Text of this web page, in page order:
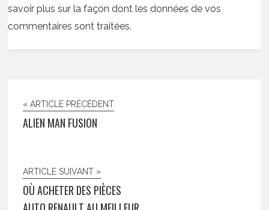
savoir plus sur la façon dont les données de vos
commentaires sont traitées.
« ARTICLE PRÉCÉDENT
ALIEN MAN FUSION
ARTICLE SUIVANT »
OÙ ACHETER DES PIÈCES